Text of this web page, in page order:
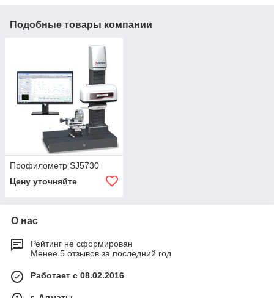
Подобные товары компании
Профилометр SJ5730
Цену уточняйте
О нас
Рейтинг не сформирован
Менее 5 отзывов за последний год
Работает с 08.02.2016